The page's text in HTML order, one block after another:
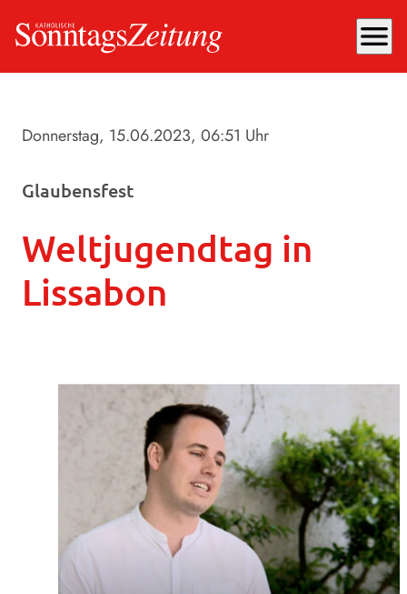
menu
Donnerstag, 15.06.2023, 06:51 Uhr
Glaubensfest
Weltjugendtag in
Lissabon